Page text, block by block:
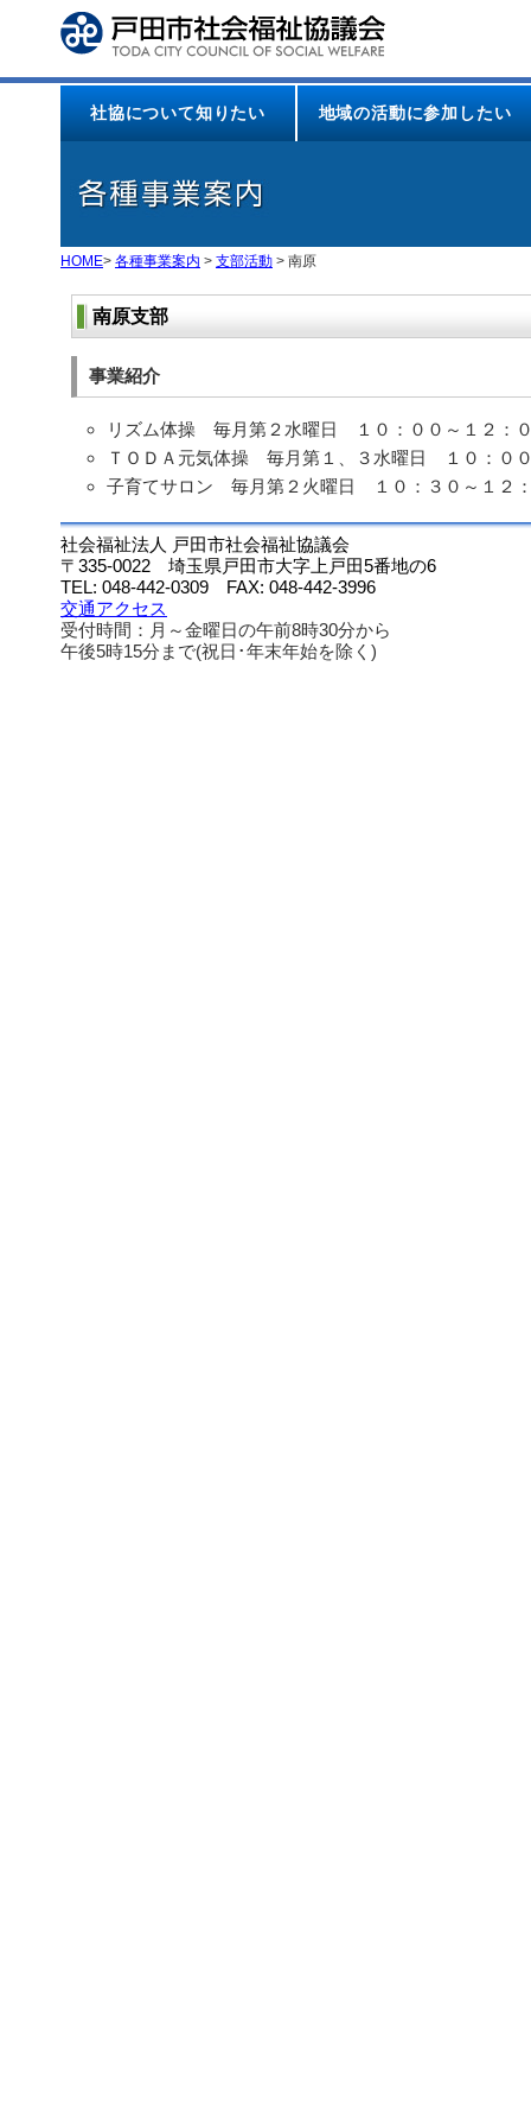
本
文
へ
ジ
プ
社協について知りたい 地域の活動に参加したい
HOME> 各種事業案内 > 支部活動 > 南原
南原支部
事業紹介
リズム体操 毎月第２水曜日 １０：００～１２：
ＴＯＤＡ元気体操 毎月第１、３水曜日 １０：０
子育てサロン 毎月第２火曜日 １０：３０～１２
社会福祉法人 戸田市社会福祉協議会
〒335-0022 埼玉県戸田市大字上戸田5番地の6
TEL: 048-442-0309 FAX: 048-442-3996
交通アクセス
受付時間：月～金曜日の午前8時30分から
午後5時15分まで(祝日･年末年始を除く)